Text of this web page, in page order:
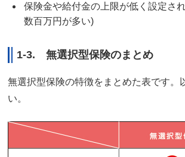
保険金や給付金の上限が低く設定さ
数百万円が多い)
1-3. 無選択型保険のまとめ
無選択型保険の特徴をまとめた表です。
い。